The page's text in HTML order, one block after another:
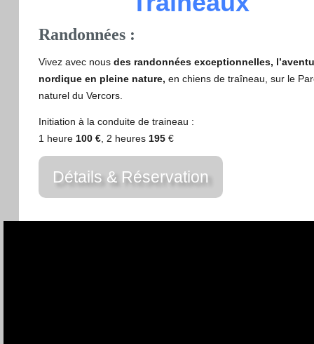
Randonnées :
Vivez avec nous des randonnées exceptionnelles,
nordique en pleine nature, en chiens de traîneau, sur le
naturel du Vercors.
Initiation à la conduite de traineau :
1 heure 100 €, 2 heures 195€
Détails & Réservation